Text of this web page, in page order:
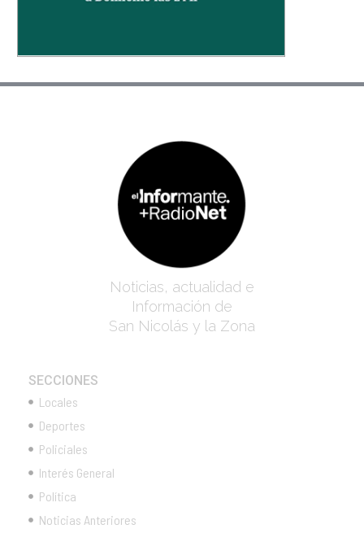
Noticias, actualidad e
Información de
San Nicolás y la Zona
SECCIONES
Locales
Deportes
Policiales
Interés General
Política
Noticias Anteriores